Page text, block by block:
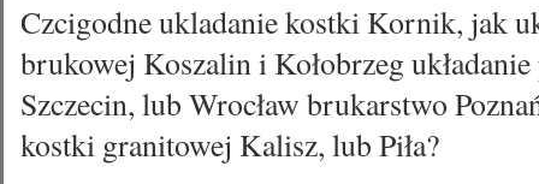
Czcigodne ukladanie kostki Kornik, jak
brukowej Koszalin i Kołobrzeg
Szczecin, lub Wrocław brukarstwo
kostki granitowej Kalisz, lub Piła?